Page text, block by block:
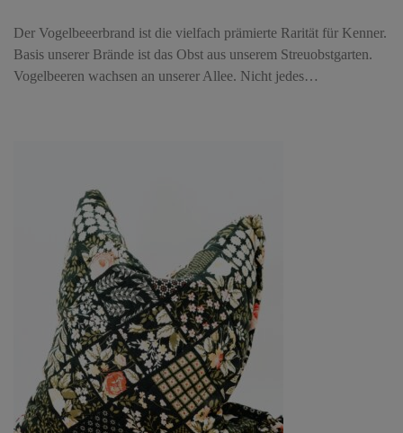
Der Vogelbeeerbrand ist die vielfach prämierte Rarität für Kenner.
Basis unserer Brände ist das Obst aus unserem Streuobstgarten.
Vogelbeeren wachsen an unserer Allee. Nicht jedes…